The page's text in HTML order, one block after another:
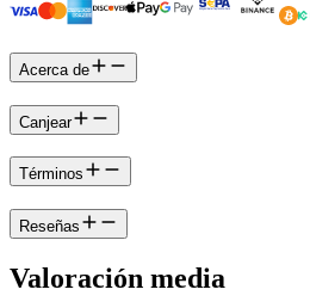
Acerca de
Canjear
Términos
Reseñas
Valoración media